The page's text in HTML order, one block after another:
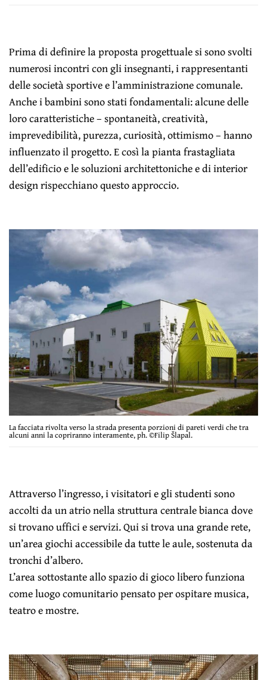
Prima di definire la proposta progettuale si sono svolti
numerosi incontri con gli insegnanti, i rappresentanti
delle società sportive e l’amministrazione comunale.
Anche i bambini sono stati fondamentali: alcune delle
loro caratteristiche – spontaneità, creatività,
imprevedibilità, purezza, curiosità, ottimismo – hanno
influenzato il progetto. E così la pianta frastagliata
dell’edificio e le soluzioni architettoniche e di interior
design rispecchiano questo approccio.
La facciata rivolta verso la strada presenta porzioni di pareti verdi che tra
alcuni anni la copriranno interamente, ph. ©Filip Šlapal.
Attraverso l’ingresso, i visitatori e gli studenti sono
accolti da un atrio nella struttura centrale bianca dove
si trovano uffici e servizi. Qui si trova una grande rete,
un’area giochi accessibile da tutte le aule, sostenuta da
tronchi d’albero.
L’area sottostante allo spazio di gioco libero funziona
come luogo comunitario pensato per ospitare musica,
teatro e mostre.